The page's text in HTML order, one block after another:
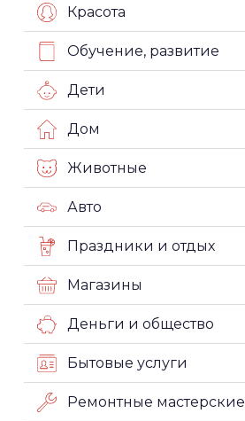
Красота
Обучение, развитие
Дети
Дом
Животные
Авто
Праздники и отдых
Магазины
Деньги и общество
Бытовые услуги
Ремонтные мастерские